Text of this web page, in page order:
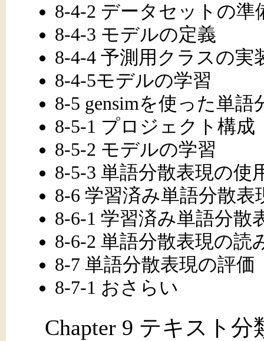
8-4-2 データセットの準
8-4-3 モデルの定義
8-4-4 予測用クラスの実
8-4-5モデルの学習
8-5 gensimを使った単
8-5-1 プロジェクト構成
8-5-2 モデルの学習
8-5-3 単語分散表現の使
8-6 学習済み単語分散表
8-6-1 学習済み単語分散
8-6-2 単語分散表現の読
8-7 単語分散表現の評価
8-7-1 おさらい
Chapter 9 テキスト分